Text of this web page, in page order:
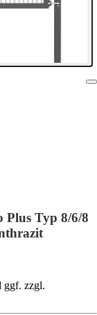
Plus Typ 8/6/8
ggf. zzgl.